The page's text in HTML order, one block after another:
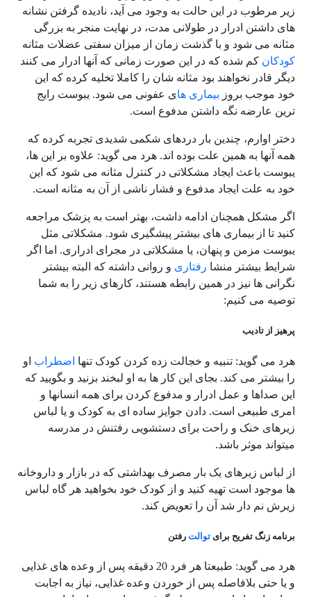
زیر مرطوب در این حالت به وجود می آید، نادیده گرفتن نشانه
های داشتن ادرار در طولانی مدت، در نهایت منجر به بزرگی
مثانه می شود و با گذشت زمان از میزان سفتی عضلات مثانه
کودکان کم شده که در این صورت زمانی که آنها ادرار می کنند
دیگر قادر نخواهند بود مثانه شان را کاملا تخلیه کرده که این
خود موجب بروز بیماری های عفونی می شود. یبوست رایج
ترین عارضه نگه داشتن مدفوع است.
دختر اوارم، چندین بار دردهای شکمی شدیدی تجربه کرده که
همه آنها به همین علت بوده اند. هرد می گوید: علاوه بر این ها،
یبوست باعث ایجاد مشکلاتی در کنترل مثانه می شود که این
خود به علت ایجاد مدفوع و فشار ناشی از آن به مثانه است.
اگر مشکل همچنان ادامه داشت، بهتر است به پزشک مراجعه
کنید تا از بیماری های بیشتر پیشگیری شود. مشکلاتی مثل
یبوست مزمن و پنهان، یا مشکلاتی در مجرای ادراری. اما اگر
شرایط بیشتر منشا رفتاری و روانی داشته که البته بیشتر
نگرانی ها نیز در همین رابطه هستند، کارهای زیر را به شما
توصیه می کنیم:
پرهیز از تادیب
هرد می گوید: تنبیه و خجالت زده کردن کودک تنها اضطراب او
را بیشتر می کند. بجای این کار ها به او لبخند بزنید و بگویید که
این صداها و عمل ادرار و مدفوع کردن برای همه انسانها و
امری طبیعی است. دادن جوایز ساده ای به کودک و یا لباس
زیرهای خنک و راحت برای دستشویی رفتنش در مدرسه
میتواند موثر باشد.
از لباس زیرهای یک بار مصرف بهداشتی که در بازار و داروخانه
ها موجود است تهیه کنید و از کودک خود بخواهید هر گاه لباس
زیرش نم دار شد آن را تعویض کند.
برنامه زنگ تفریح برای توالترفتن
هرد می گوید: طبیعتا هر فرد 20 دقیقه پس از وعده های غذایی
و یا حتی بلافاصله پس از خوردن وعده غذایی، نیاز به اجابت